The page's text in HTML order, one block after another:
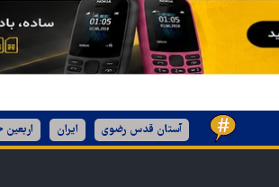
آستان قدس رضوی ایران